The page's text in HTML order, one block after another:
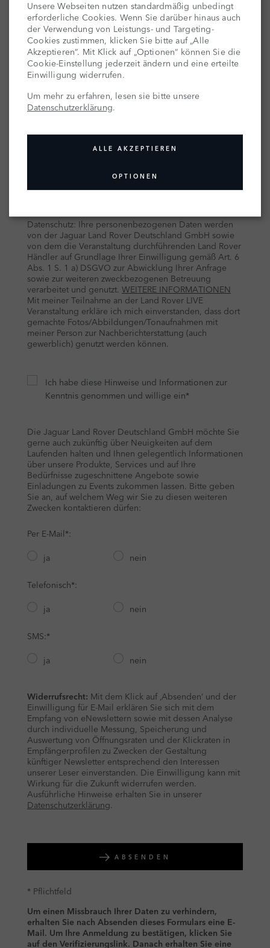
Unsere Webseiten nutzen standardmäßig unbedingt
erforderliche Cookies. Wenn Sie darüber hinaus auch
der Verwendung von Leistungs- und Targeting-
Cookies zustimmen, klicken Sie bitte auf „Alle
Akzeptieren“. Mit Klick auf „Optionen“ können Sie die
Cookie-Einstellung jederzeit ändern und eine erteilte
Einwilligung widerrufen.
Um mehr zu erfahren, lesen sie bitte unsere
Datenschutzerklärung.
OPTIONEN
ALLE AKZEPTIEREN